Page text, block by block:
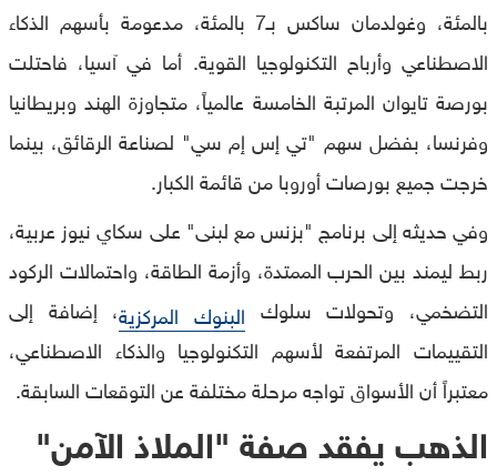
بالمئة، وغولدمان ساكس بـ7 بالمئة، مدعومة بأسهم الذكاء
الاصطناعي وأرباح التكنولوجيا القوية. أما في آسيا، فاحتلت
بورصة تايوان المرتبة الخامسة عالمياً، متجاوزة الهند وبريطانيا
وفرنسا، بفضل سهم "تي إس إم سي" لصناعة الرقائق، بينما
خرجت جميع بورصات أوروبا من قائمة الكبار.
وفي حديثه إلى برنامج "بزنس مع لبنى" على سكاي نيوز عربية،
ربط ليمند بين الحرب الممتدة، وأزمة الطاقة، واحتمالات الركود
التضخمي، وتحولات سلوك البنوك المركزية، إضافة إلى
التقييمات المرتفعة لأسهم التكنولوجيا والذكاء الاصطناعي،
معتبراً أن الأسواق تواجه مرحلة مختلفة عن التوقعات السابقة.
الذهب يفقد صفة "الملاذ الآمن"